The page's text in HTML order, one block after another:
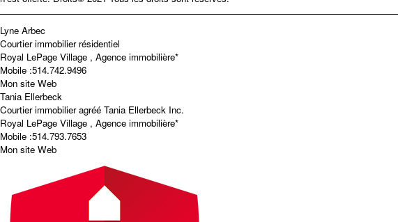
Lyne Arbec
Courtier immobilier résidentiel
Royal LePage Village , Agence immobilière*
Mobile :514.742.9496
Mon site Web
Tania Ellerbeck
Courtier immobilier agréé Tania Ellerbeck Inc.
Royal LePage Village , Agence immobilière*
Mobile :514.793.7653
Mon site Web